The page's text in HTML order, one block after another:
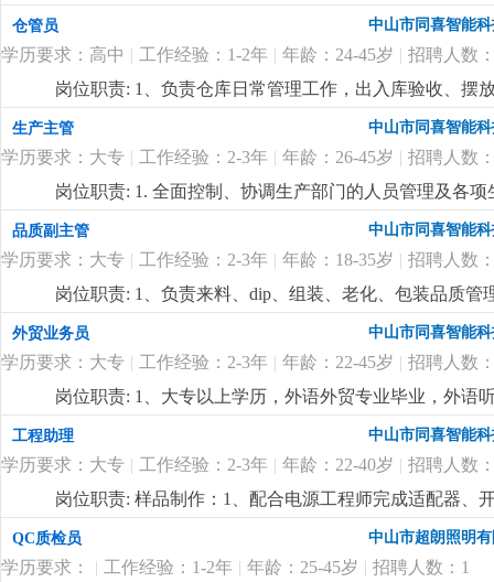
2、现场巡检预防质量事故的发生，解决现场的质量问
障分析并进行跟踪处理；4、协助公司相关部门制订公
2、熟练使用办公软件；3、工作认真负责，良好的沟通
仓管员 中山市同喜智能
学历要求：高中 | 工作经验：1-2年 | 年龄：24-45岁 | 招聘人数
岗位职责: 1、负责仓库日常管理工作，出入库验收、摆
持仓库内货品和环境的干净整洁；4、负责仓库5s工作
系统；3、服从管理、能适应加班；
更详细 ...
生产主管 中山市同喜智能
学历要求：大专 | 工作经验：2-3年 | 年龄：26-45岁 | 招聘人数
岗位职责: 1. 全面控制、协调生产部门的人员管理及各
度；3. 跟踪生产情况、产品需求、生产过程、产值目标
及时追踪，并提出合理化建议；5. 参与提高生产效率和
产现场的安全和清洁；岗位要求:1. 高中及以上学历，3
律知识，熟悉生产流程，精通生产管理知识；3. 具备较
分析和解决问题能力；4. 具有一定的办公软件使用操作
品质副主管 中山市同喜智能
学历要求：大专 | 工作经验：2-3年 | 年龄：18-35岁 | 招聘人数
岗位职责: 1、负责来料、dip、组装、老化、包装品质
控制措施的执行情况；3、负责sip的制定及完善，优化
查监督iqc/ipcq/qa质检团队的运作，做好质检作业监督
结果导向回复，发动团队推动工作；6、在品质经理的
专业，大专或以上学历；2、3-5年以上led驱动电源或
体系工作经验；3、有一定的产品分析能力，熟悉
法；熟练使用spc, msa, 柏拉图等统计与分析工具，有
沟通，能够与不同层级的人员沟通，发动团队的积极性
题，有较强的承压能力，能接受挑战；6、能适应加班，
外贸业务员 中山市同喜智能
学历要求：大专 | 工作经验：2-3年 | 年龄：22-45岁 | 招聘人数
岗位职责: 1、大专以上学历，外语外贸专业毕业，外语
压能力，具备良好的沟通与应变能力；3、工作积极主
开关类销售方面工作经验优先；岗位要求:1、主要负责
工作；3、国内外客户的接洽接待工作；4、自主客户订
市场的开发，公司采取线下线上相结合的模式，每年组
个国际境外专业展会等更详细...
工程助理 中山市同喜智能
学历要求：大专 | 工作经验：2-3年 | 年龄：22-40岁 | 招聘人数
岗位职责: 样品制作：1、配合电源工程师完成适配器、
装、半成品 / 成品样机制作；2、物料管理：bom 核对
进、物料退换处理；样机测试辅助：1、协助工程师做
据、整理测试报告；样板整理归档：2、样机编号、拍
QC质检员 中山市超朗照明
学历要求： | 工作经验：1-2年 | 年龄：25-45岁 | 招聘人数：1